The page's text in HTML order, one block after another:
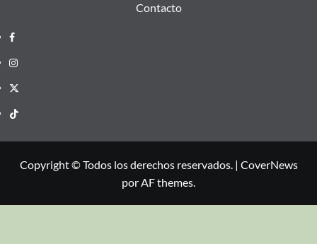
Contacto
Copyright © Todos los derechos reservados. | CoverNews
por AF themes.